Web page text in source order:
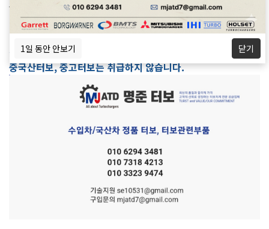
폭스바겐 폴로 1.6 L 디젤엔진터보고장 정보입니다.
정품신품터보와 터보엑츄에이터,
중국산터보, 중고터보는 취급하지 않습니다.
1일 동안 안보기 닫기